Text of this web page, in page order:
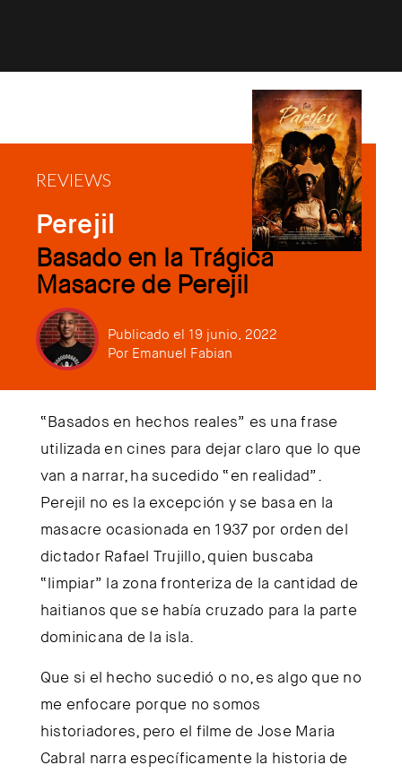
REVIEWS
Perejil
Basado en la Trágica
Masacre de Perejil
Publicado el 19 junio, 2022
Por Emanuel Fabian
“Basados en hechos reales” es una frase
utilizada en cines para dejar claro que lo que
van a narrar, ha sucedido “en realidad”.
Perejil no es la excepción y se basa en la
masacre ocasionada en 1937 por orden del
dictador Rafael Trujillo, quien buscaba
“limpiar” la zona fronteriza de la cantidad de
haitianos que se había cruzado para la parte
dominicana de la isla.
Que si el hecho sucedió o no, es algo que no
me enfocare porque no somos
historiadores, pero el filme de Jose Maria
Cabral narra específicamente la historia de